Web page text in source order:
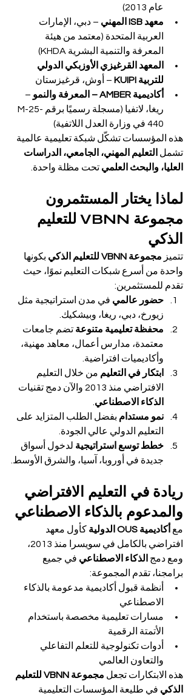
عام 2013)
معهد ISB المهني
– دبي، الإمارات
العربية المتحدة (معتمد من هيئة
المعرفة والتنمية البشرية KHDA)
المعهد القرغيزي الأوزبكي الدولي
للتربية KUIPI
– أوش، قرغيزستان
أكاديمية AMBER – المعرفة والنمو
–
ريغا، لاتفيا (مسجلة رسميًا برقم M-25-
440 في وزارة العدل اللاتفية)
هذه المؤسسات تشكّل شبكة تعليمية عالمية
تشمل التعليم المهني، الجامعي، الدراسات
العليا، والبحث العلمي تحت مظلة واحدة.
لماذا يختار المستثمرون
مجموعة VBNN للتعليم
الذكي
تتميز مجموعة VBNN للتعليم الذكي
بكونها
واحدة من أسرع شبكات التعليم نموًا، حيث
تقدم للمستثمرين:
حضور عالمي في مدن استراتيجية مثل
زيورخ، دبي، ريغا، وبيشكيك.
محفظة تعليمية متنوعة تضم جامعات
معتمدة، مدارس أعمال، معاهد مهنية،
وأكاديميات افتراضية.
ابتكار في التعليم من خلال التعليم
الافتراضي منذ 2013 والآن دمج تقنيات
الذكاء الاصطناعي
نمو مستدام بفضل الطلب المتزايد على
التعليم الدولي عالي الجودة.
خطط توسع استراتيجية لدخول أسواق
جديدة في أوروبا، آسيا، والشرق الأوسط.
ريادة في التعليم الافتراضي
والمدعوم بالذكاء الاصطناعي
مع أكاديمية OUS الدولية
كأول معهد
افتراضي بالكامل في سويسرا منذ 2013،
ومع دمج الذكاء الاصطناعي في جميع
برامجنا، تقدم المجموعة:
أنظمة قبول أكاديمية مدعومة بالذكاء
الاصطناعي
مسارات تعليمية مخصصة باستخدام
الأتمتة الرقمية
أدوات تكنولوجية للتعلم التفاعلي
والتعاون العالمي
هذه الابتكارات تجعل
مجموعة VBNN للتعليم
الذكي في طليعة المؤسسات التعليمية